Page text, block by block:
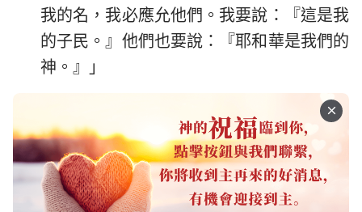
我的名，我必應允他們。我要說：『這是我
的子民。』他們也要說：『耶和華是我們的
神。』」